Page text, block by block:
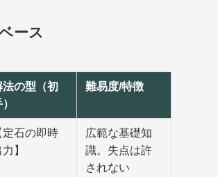
ース
法の型（初
難易度/特徴
定石の即時
】
広範な基礎知
識。失点は許
されない